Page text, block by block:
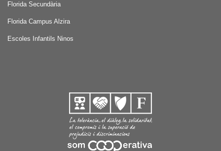
Florida Secundària
Florida Campus Alzira
Escoles Infantils Ninos